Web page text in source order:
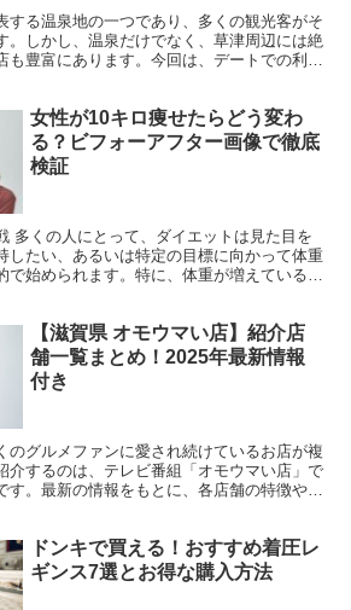
する温泉地の一つであり、多くの観光客がそ
。しかし、温泉だけでなく、草津周辺には絶
も豊富にあります。今回は、デートでの利用
女性が10キロ痩せたらどう変わ
る？ビフォーアフター画像で徹底
検証
多くの人にとって、ダイエットは見た目を
したい、あるいは特定の目標に向かって体重
で始められます。特に、体重が増えていると
【滋賀県 オモウマい店】紹介店
舗一覧まとめ！2025年最新情報
付き
のグルメファンに愛され続けているお店が複
介するのは、テレビ番組「オモウマい店」で
す。最新の情報をもとに、各店舗の特徴や魅
ドンキで買える！おすすめ着圧レ
ギンス7選とお得な購入方法